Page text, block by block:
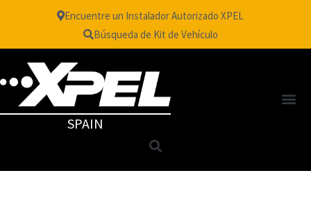
Encuentre un Instalador Autorizado XPEL
Búsqueda de Kit de Vehículo
SPAIN